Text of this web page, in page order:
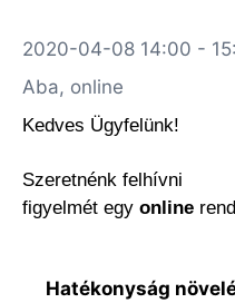
2020-04-08 14:00 -
Aba, online
Kedves Ügyfelünk!
Szeretnénk felhívni
figyelmét egy online
Hatékonyság